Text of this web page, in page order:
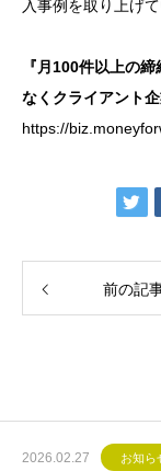
入事例を取り上げ
『月100件以上の
なくクライアント
https://
前の記
2026.02.27 お知ら